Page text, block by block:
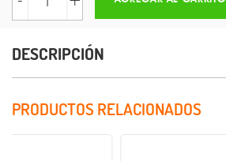
DESCRIPCIÓN
PRODUCTOS RELACIONADOS